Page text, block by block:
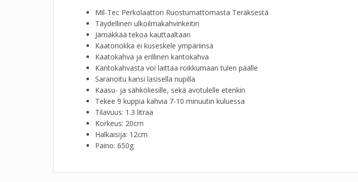
Mil-Tec Perkolaattori Ruostumattomasta Teräksestä
Täydellinen ulkoilmakahvinkeitin
Jämäkkää tekoa kauttaaltaan
Kaatonokka ei kuseskele ympäriinsä
Kaatokahva ja erillinen kantokahva
Kantokahvasta voi laittaa roikkumaan tulen päälle
Saranoitu kansi lasisella nupilla
Kaasu- ja sähköliesille, sekä avotulelle etenkin
Tekee 9 kuppia kahvia 7-10 minuutin kuluessa
Tilavuus: 1.3 litraa
Korkeus: 20cm
Halkaisija: 12cm
Paino: 650g